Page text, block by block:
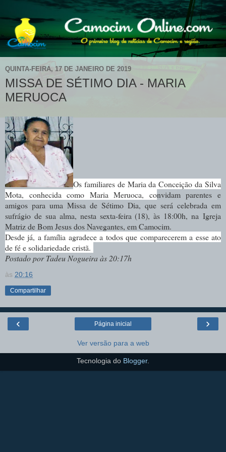
QUINTA-FEIRA, 17 DE JANEIRO DE 2019
MISSA DE SÉTIMO DIA - MARIA
MERUOCA
Os familiares de Maria da Conceição da Silva
Mota, conhecida como Maria Meruoca, convidam parentes e
amigos para uma Missa de Sétimo Dia, que será celebrada em
sufrágio de sua alma, nesta sexta-feira (18), às 18:00h, na Igreja
Matriz de Bom Jesus dos Navegantes, em Camocim.
Desde já, a família agradece a todos que comparecerem a esse ato
de fé e solidariedade cristã.
Postado por Tadeu Nogueira às 20:17h
às 20:16
Compartilhar
‹ ›
Página inicial
Ver versão para a web
Tecnologia do Blogger.